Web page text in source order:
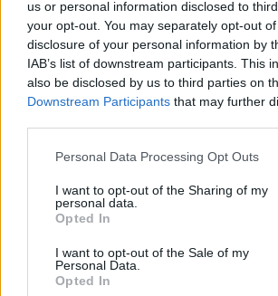
us or personal information disclosed to
your opt-out. You may separately opt-out
disclosure of your personal information by
IAB’s list of downstream participants. This
also be disclosed by us to third parties on
Downstream Participants that may further
Personal Data Processing Opt Outs
I want to opt-out of the Sharing of my
personal data.
Opted In
I want to opt-out of the Sale of my
Personal Data.
Opted In